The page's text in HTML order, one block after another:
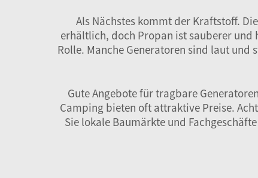
Als Nächstes kommt der Kraftstoff.
erhältlich, doch Propan ist sauberer und
Rolle. Manche Generatoren sind laut und
Gute Angebote für tragbare
Camping bieten oft attraktive Preise.
Sie lokale Baumärkte und